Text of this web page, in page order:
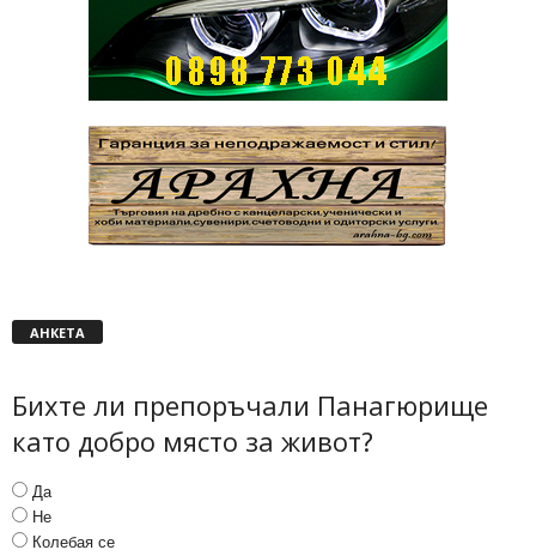
АНКЕТА
Бихте ли препоръчали Панагюрище
като добро място за живот?
Да
Не
Колебая се